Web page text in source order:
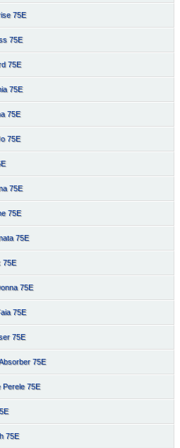
75E
75E
75E
75E
75E
75E
75E
75E
75E
75E
75E
75E
75E
75E
Perele 75E
75E